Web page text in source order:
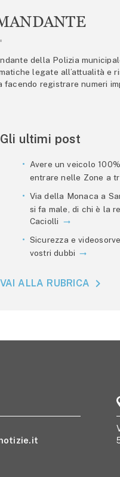
della Polizia
legate all’attualità e
registrare numeri
Gli ultimi post
Avere un veicolo
entrare nelle Zone a
Via della Monaca a
si fa male, di chi è la
Caciolli
Sicurezza e
vostri dubbi
VAI ALLA RUBRICA